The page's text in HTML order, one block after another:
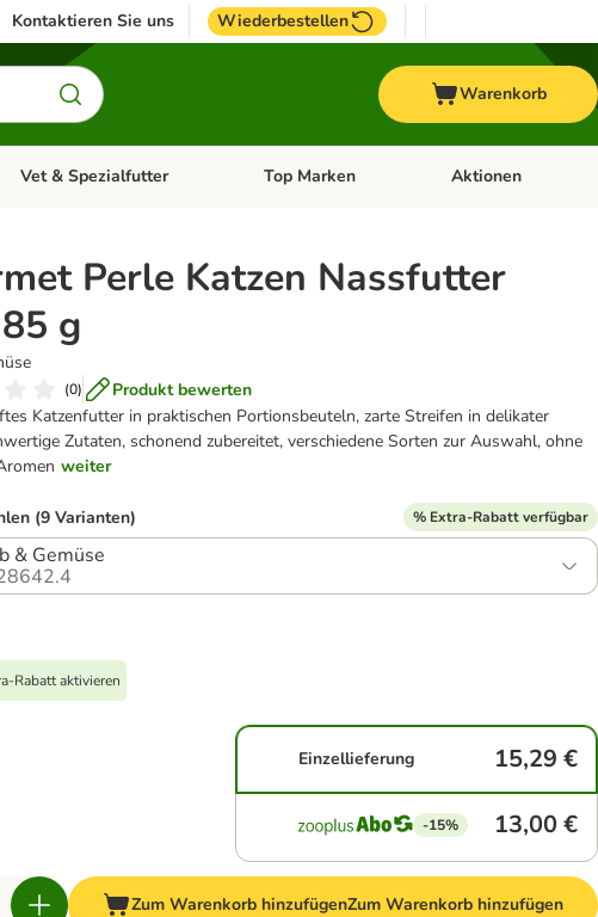
Kontaktieren Sie uns Wiederbestellen
Warenkorb
Kategorie-Menü öffnen: Weitere Tiere
Vet & Spezialfutter Kategorie-Menü öffnen: Vet & Spezialfutter
Top Marken Kategorie-Menü
Aktionen
Perle Katzen Nassfutter
g
(0)
Produkt bewerten
Katzenfutter in praktischen Portionsbeuteln, zarte Streifen in delikater
Zutaten, schonend zubereitet, verschiedene Sorten zur Auswahl, ohne
weiter
(9 Varianten) % Extra-Rabatt verfügbar
& Gemüse
Rabatt aktivieren
Einzellieferung 15,29 €
-15% 13,00 €
Zum Warenkorb hinzufügenZum Warenkorb hinzufügen